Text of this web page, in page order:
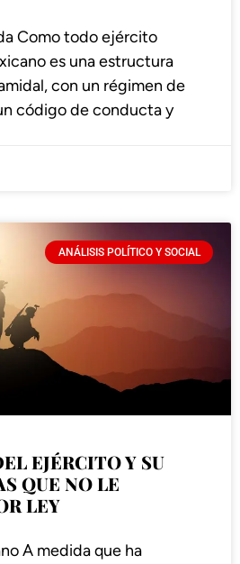
Como todo ejército
es una estructura
con un régimen de
código de conducta y
ANÁLISIS POLÍTICO Y SOCIAL
EJÉRCITO Y SU
QUE NO LE
LEY
A medida que ha